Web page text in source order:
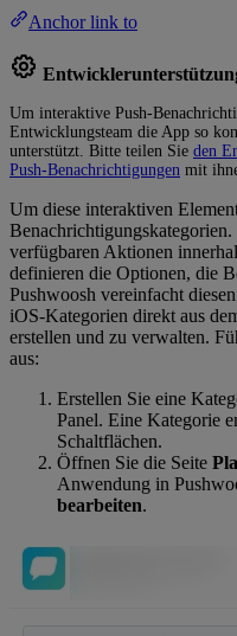
Anchor link to
Um interaktive Push-
Entwicklungsteam die App so
unterstützt. Bitte teilen Sie den
Push-Benachrichtigungen mit
Um diese interaktiven
verfügbaren Aktionen
definieren die Optionen, die
Pushwoosh vereinfacht
iOS-Kategorien direkt aus
erstellen und zu verwalten.
aus:
Erstellen Sie eine
Panel. Eine Kategorie
Schaltflächen.
Öffnen Sie die Seite
Anwendung in
bearbeiten.